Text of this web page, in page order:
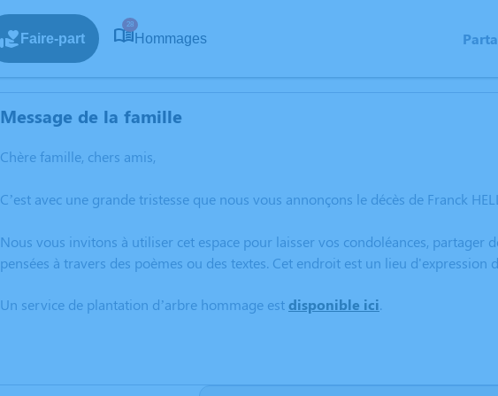
Faire-part
28
Hommages
Message de la famille
Chère famille, chers amis,
C’est avec une grande tristesse que nous vous annonçons le décès de Franck
Nous vous invitons à utiliser cet espace pour laisser vos condoléances, partager
pensées à travers des poèmes ou des textes. Cet endroit est un lieu d'expression
Un service de plantation d’arbre hommage est disponible ici.